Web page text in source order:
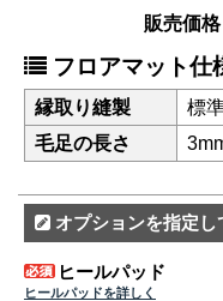
販売価格
フロアマット仕
縁取り縫製
標
毛足の長さ
オプションを指定し
ヒールパッド
ヒールパッドを詳しく